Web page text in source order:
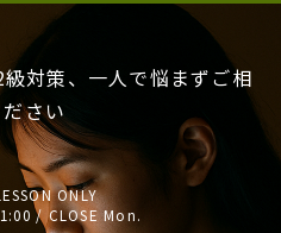
対策、一人で悩まずご相
さい
ONLY
/ CLOSE Mon.